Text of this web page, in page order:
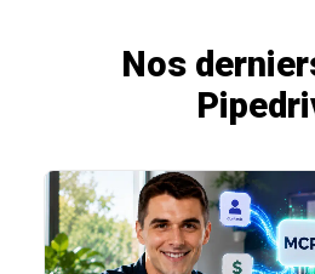
Nos